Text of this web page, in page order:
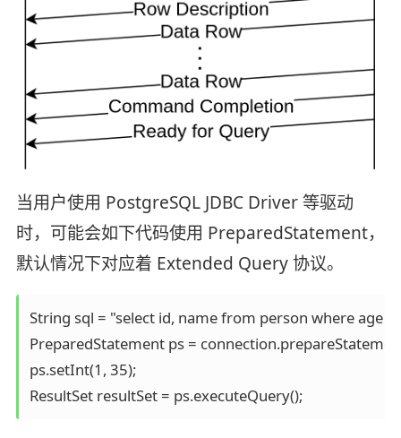
当用户使用 PostgreSQL JDBC Driver 等驱动
时，可能会如下代码使用 PreparedStatement，
默认情况下对应着 Extended Query 协议。
String sql = "select id, name from person where age >
PreparedStatement ps =
ps.setInt(1, 35);
ResultSet resultSet = ps.executeQuery();